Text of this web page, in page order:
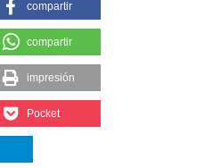
compartir
compartir
impresión
Pocket